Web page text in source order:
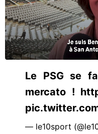
Le PSG se
mercato !
— le10sport